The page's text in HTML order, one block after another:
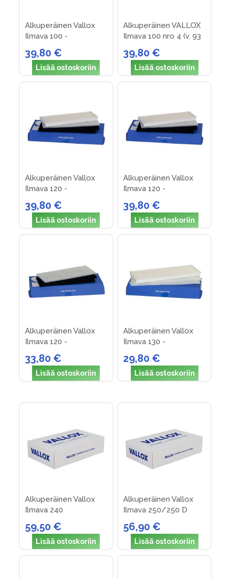
Alkuperäinen Vallox
Ilmava 100 -
suodatinpakkaus nro 3
(v. 90-93)
39,80 €
Lisää ostoskoriin
Alkuperäinen VALLOX
Ilmava 100 nro 4 (v. 93
39,80 €
Lisää ostoskoriin
Alkuperäinen Vallox
Ilmava 120 -
suodatinpakkaus nro 3
(v. 90-93)
39,80 €
Lisää ostoskoriin
Alkuperäinen Vallox
Ilmava 120 -
suodatinpakkaus nro 4
(v. 93 ->)
39,80 €
Lisää ostoskoriin
Alkuperäinen Vallox
Ilmava 120 -
suodatinpakkus nro 2
(v. 83-90)
33,80 €
Lisää ostoskoriin
Alkuperäinen Vallox
Ilmava 130 -
suodatinpakkaus nro 5
29,80 €
Lisää ostoskoriin
Alkuperäinen Vallox
Ilmava 240
suodattimet (nro 8)
59,50 €
Lisää ostoskoriin
Alkuperäinen Vallox
Ilmava 250/250 D
suodattimet (nro 9)
56,90 €
Lisää ostoskoriin